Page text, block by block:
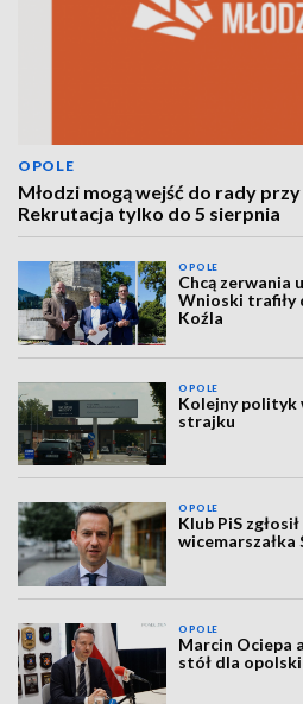
OPOLE
Młodzi mogą wejść do rady
Rekrutacja tylko do 5 sierpnia
OPOLE
Chcą zerwania
Wnioski trafiły
Koźla
OPOLE
Kolejny polityk
strajku
OPOLE
Klub PiS
wicemarszałka
OPOLE
Marcin Ociepa
stół dla